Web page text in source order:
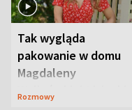
Tak wygląda
pakowanie w domu
Magdaleny
Waligórskiej-Lisieckiej.
Rozmowy